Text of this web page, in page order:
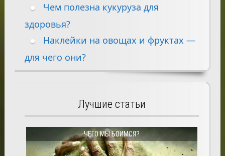
Чем полезна кукуруза для
здоровья?
Наклейки на овощах и фруктах —
для чего они?
Лучшие статьи
ЧЕГО МЫ БОИМСЯ?